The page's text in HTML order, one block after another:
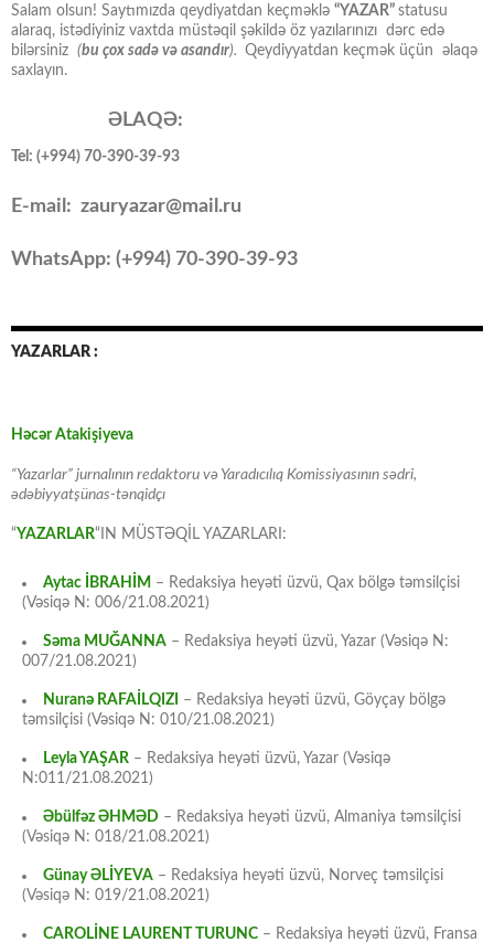
Salam olsun! Saytımızda qeydiyatdan keçməklə “YAZAR” statusu
alaraq, istədiyiniz vaxtda müstəqil şəkildə öz yazılarınızı dərc edə
bilərsiniz (bu çox sadə və asandır). Qeydiyyatdan keçmək üçün əlaqə
saxlayın.
ƏLAQƏ:
Tel: (+994) 70-390-39-93
E-mail: zauryazar@mail.ru
WhatsApp: (+994) 70-390-39-93
YAZARLAR :
Həcər Atakişiyeva
“Yazarlar” jurnalının redaktoru və Yaradıcılıq Komissiyasının sədri,
ədəbiyyatşünas-tənqidçı
“YAZARLAR“IN MÜSTƏQİL YAZARLARI:
Aytac İBRAHİM – Redaksiya heyəti üzvü, Qax bölgə təmsilçisi
(Vəsiqə N: 006/21.08.2021)
Səma MUĞANNA – Redaksiya heyəti üzvü, Yazar (Vəsiqə N:
007/21.08.2021)
Nuranə RAFAİLQIZI
– Redaksiya heyəti üzvü, Göyçay bölgə
təmsilçisi (Vəsiqə N: 010/21.08.2021)
Leyla YAŞAR – Redaksiya heyəti üzvü, Yazar (Vəsiqə
N:011/21.08.2021)
Əbülfəz ƏHMƏD – Redaksiya heyəti üzvü, Almaniya təmsilçisi
(Vəsiqə N: 018/21.08.2021)
Günay ƏLİYEVA – Redaksiya heyəti üzvü, Norveç təmsilçisi
(Vəsiqə N: 019/21.08.2021)
CAROLİNE LAURENT TURUNC – Redaksiya heyəti üzvü, Fransa